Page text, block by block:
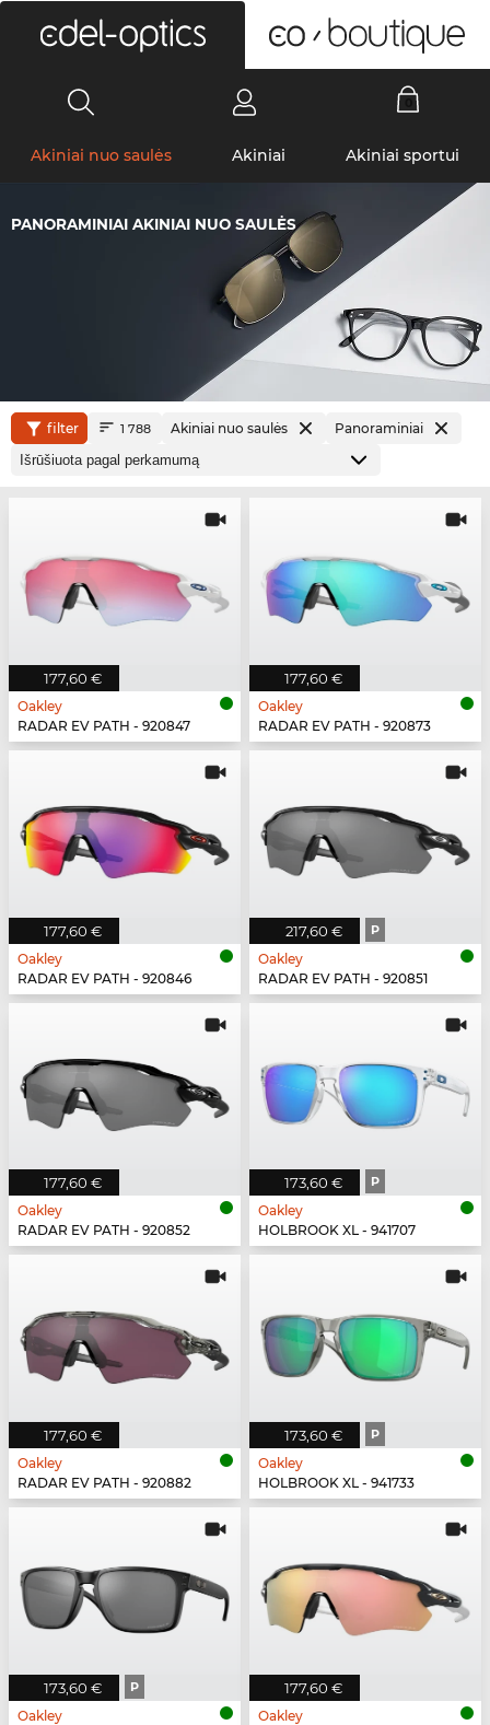
Akiniai nuo saulės Akiniai Akiniai sportui
PANORAMINIAI AKINIAI NUO SAULĖS
filter 1 788 Akiniai nuo saulės Panoraminiai
177,60 €
Oakley
RADAR EV PATH - 920847
177,60 €
Oakley
RADAR EV PATH - 920873
177,60 €
Oakley
RADAR EV PATH - 920846
217,60 € P
Oakley
RADAR EV PATH - 920851
177,60 €
Oakley
RADAR EV PATH - 920852
173,60 € P
Oakley
HOLBROOK XL - 941707
177,60 €
Oakley
RADAR EV PATH - 920882
173,60 € P
Oakley
HOLBROOK XL - 941733
173,60 € P
Oakley
177,60 €
Oakley